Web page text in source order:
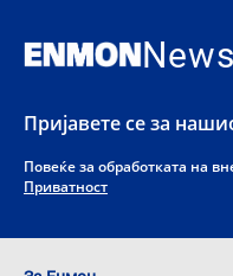
Пријавете се за
Повеќе за обработката на
Приватност